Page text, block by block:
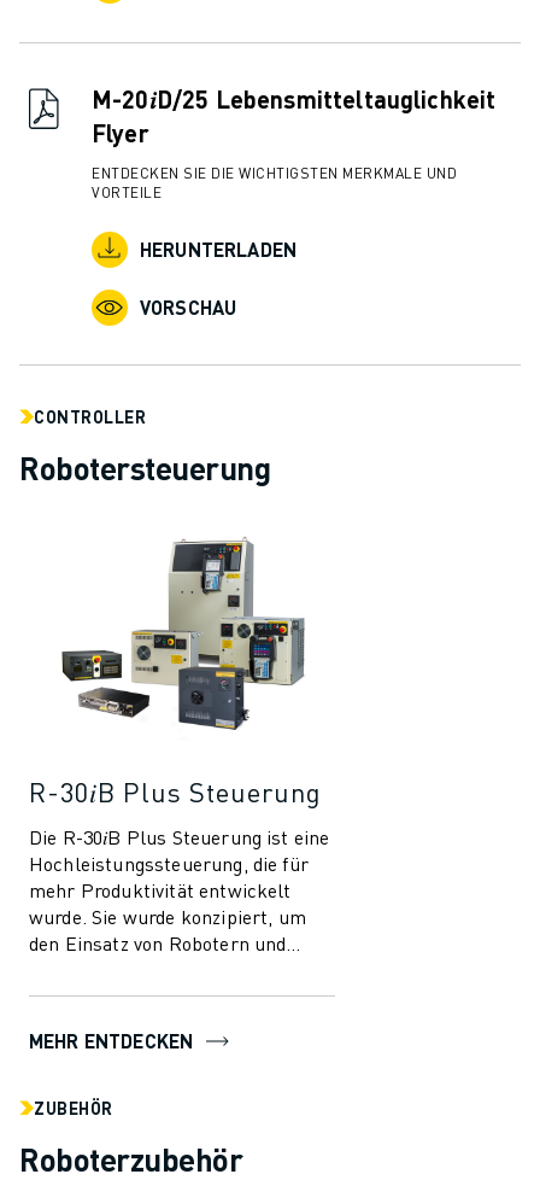
M-20𝑖D/25 Lebensmitteltauglichkeit
Flyer
ENTDECKEN SIE DIE WICHTIGSTEN MERKMALE UND
VORTEILE
HERUNTERLADEN
VORSCHAU
CONTROLLER
Robotersteuerung
R-30𝑖B Plus Steuerung
Die R-30𝑖B Plus Steuerung ist eine
Hochleistungssteuerung, die für
mehr Produktivität entwickelt
wurde. Sie wurde konzipiert, um
den Einsatz von Robotern und
Fertigungsindust...
MEHR ENTDECKEN
ZUBEHÖR
Roboterzubehör